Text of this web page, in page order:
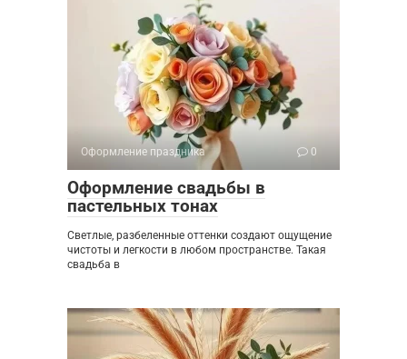
Оформление праздника 0
Оформление свадьбы в
пастельных тонах
Светлые, разбеленные оттенки создают ощущение
чистоты и легкости в любом пространстве. Такая
свадьба в